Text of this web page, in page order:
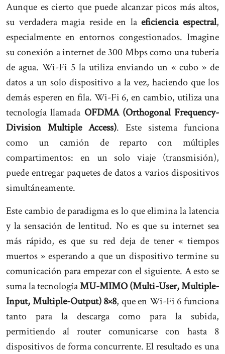
Aunque es cierto que puede alcanzar picos más altos,
su verdadera magia reside en laeficiencia espectral,
especialmente en entornos congestionados. Imagine
su conexión a internet de 300 Mbps como una tubería
de agua. Wi-Fi 5 la utiliza enviando un « cubo » de
datos a un solo dispositivo a la vez, haciendo que los
demás esperen en fila. Wi-Fi 6, en cambio, utiliza una
tecnología llamada OFDMA (Orthogonal Frequency-
Division Multiple Access). Este sistema funciona
como un camión de reparto con múltiples
compartimentos: en un solo viaje (transmisión),
puede entregar paquetes de datos a varios dispositivos
simultáneamente.
Este cambio de paradigma es lo que elimina la latencia
y la sensación de lentitud. No es que su internet sea
más rápido, es que su red deja de tener « tiempos
muertos » esperando a que un dispositivo termine su
comunicación para empezar con el siguiente. A esto se
suma la tecnologíaMU-MIMO (Multi-User, Multiple-
Input, Multiple-Output) 8×8, que en Wi-Fi 6 funciona
tanto para la descarga como para la subida,
permitiendo al router comunicarse con hasta 8
dispositivos de forma concurrente. El resultado es una